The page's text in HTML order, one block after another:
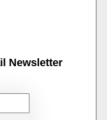
Newsletter